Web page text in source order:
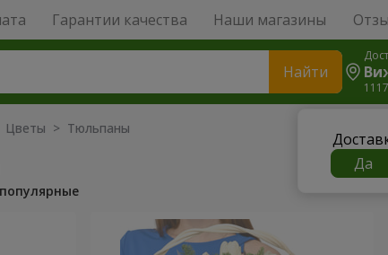
Гарантии качества Наши магазины
Найти
Да
Цветы > Тюльпаны
популярные